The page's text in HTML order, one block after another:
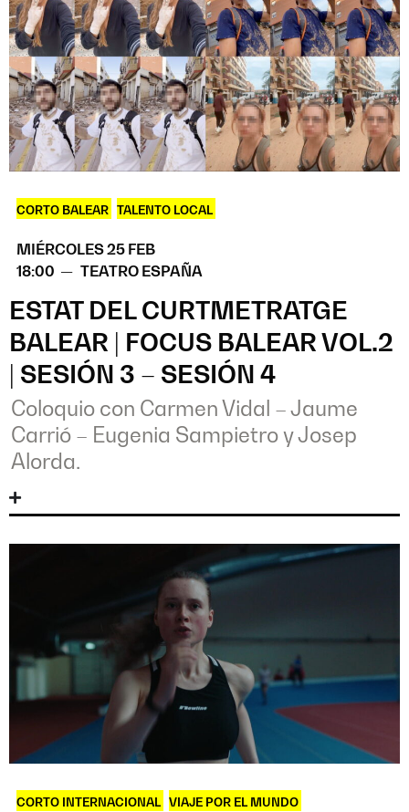
CORTO BALEAR TALENTO LOCAL
MIÉRCOLES 25 FEB
18:00 — TEATRO ESPAÑA
ESTAT DEL CURTMETRATGE
BALEAR | FOCUS BALEAR VOL.2
| SESIÓN 3 – SESIÓN 4
Coloquio con Carmen Vidal – Jaume
Carrió – Eugenia Sampietro y Josep
Alorda.
CORTO INTERNACIONAL VIAJE POR EL MUNDO